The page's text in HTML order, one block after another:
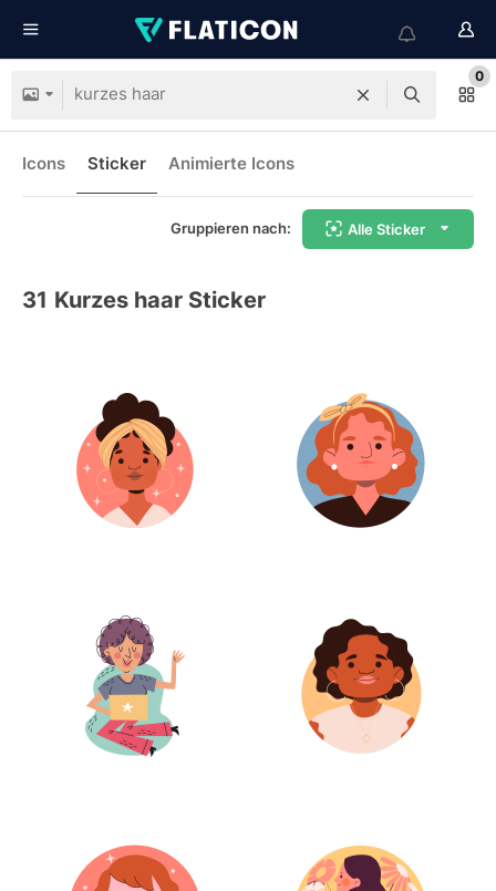
0
Icons Sticker Animierte Icons
Gruppieren nach: Alle Sticker
31 Kurzes haar Sticker